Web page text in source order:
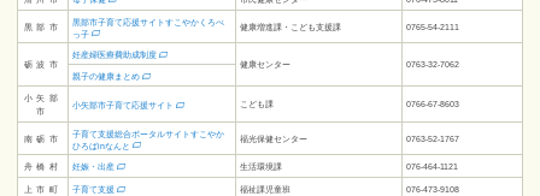
黒部市
黒部市子育て応援サイト すこやかくろべ
っ子
健康増進課・こども支援課 0765‐54‐2111
砺波市
妊産婦医療費助成制度
健康センター
0763‐32‐7062
親子の健康まとめ
小矢部
市
小矢部市子育て応援サイト こども課 0766-67-8603
南砺市
子育て支援総合ポータルサイト すこやか
ひろばinなんと
福光保健センター 0763-52-1767
舟橋村 妊娠・出産 生活環境課 076-464-1121
上市町 子育て支援 福祉課児童班 076-473-9108